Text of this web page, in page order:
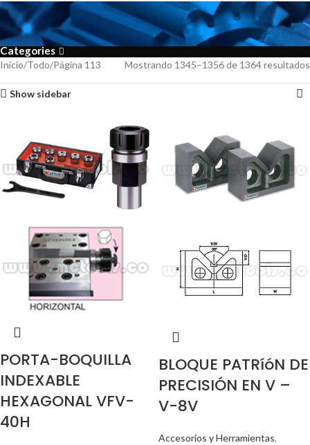
Todo
Categories
Inicio Todo Página 113 Mostrando 1345–1356 de 1364 resultados
Show sidebar
PORTA-BOQUILLA
INDEXABLE
HEXAGONAL VFV-
40H
BLOQUE PATRíóN DE
PRECISIÓN EN V –
V-8V
Accesorios y Herramientas,